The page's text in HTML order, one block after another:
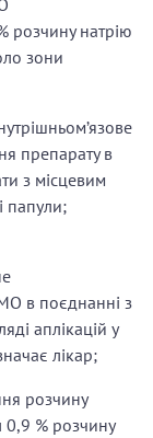
розчину натрію
зони
препарату в
з місцевим
папули;
в поєднанні з
аплікацій у
лікар;
розчину
% розчину